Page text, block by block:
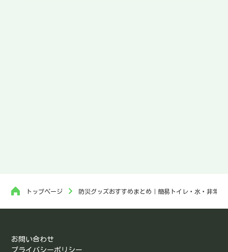
トップページ 防災グッズおすすめまとめ｜簡易トイレ・水・非常食
お問い合わせ
プライバシーポリシー